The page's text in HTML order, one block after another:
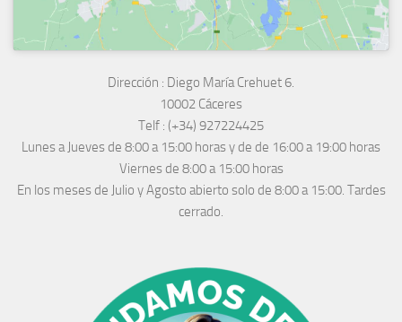
Dirección : Diego María Crehuet 6.
10002 Cáceres
Telf : (+34) 927224425
Lunes a Jueves de 8:00 a 15:00 horas y de de 16:00 a 19:00 horas
Viernes de 8:00 a 15:00 horas
En los meses de Julio y Agosto abierto solo de 8:00 a 15:00. Tardes
cerrado.